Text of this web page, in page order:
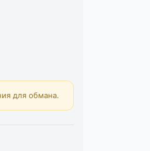
для обмана.